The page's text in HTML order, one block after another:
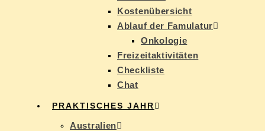
Kos­ten­über­sicht
Ab­lauf der Famulatur
On­ko­lo­gie
Frei­zeit­ak­ti­vi­tä­ten
Check­lis­te
Chat
PRAK­TI­SCHES JAHR
Aus­tra­li­en